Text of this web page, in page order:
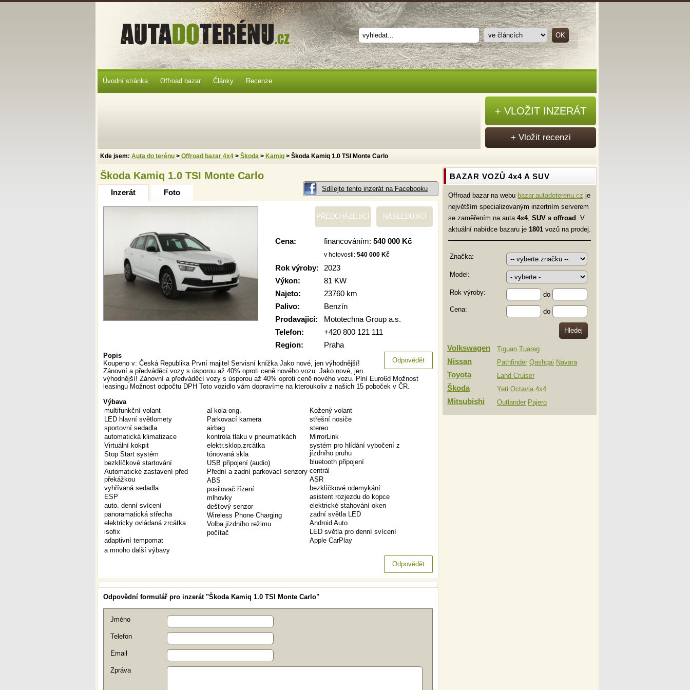
Škoda Kamiq 1.0 TSI Monte Carlo
Sdílejte tento inzerát na Facebooku
Inzerát Foto
PŘEDCHÁZEJÍCÍ NÁSLEDUJÍCÍ
Cena: financováním: 540 000 Kč
v hotovosti: 540 000 Kč
Rok výroby:
2023
Výkon:
81 KW
Najeto:
23760 km
Palivo:
Benzín
Prodavajici:
Mototechna Group a.s.
Telefon:
+420 800 121 111
Region:
Praha
Odpovědět
Popis
Koupeno v: Česká Republika První majitel Servisní knížka Jako nové, jen výhodnější!
Zánovní a předváděcí vozy s úsporou až 40% oproti ceně nového vozu. Jako nové, jen
výhodnější! Zánovní a předváděcí vozy s úsporou až 40% oproti ceně nového vozu. Plní Euro6d Možnost
leasingu Možnost odpočtu DPH Toto vozidlo vám dopravíme na kteroukoliv z našich 15 poboček v ČR.
Výbava
multifunkční volant
LED hlavní světlomety
sportovní sedadla
automatická klimatizace
Virtuální kokpit
Stop Start systém
bezklíčkové startování
Automatické zastavení před
překážkou
vyhřívaná sedadla
ESP
auto. denní svícení
panoramatická střecha
elektricky ovládaná zrcátka
isofix
adaptivní tempomat
al kola orig.
Parkovací kamera
airbag
kontrola tlaku v pneumatikách
elektr.sklop.zrcátka
tónovaná skla
USB připojení (audio)
Přední a zadní parkovací senzory
ABS
posilovač řízení
mlhovky
dešťový senzor
Wireless Phone Charging
Volba jízdního režimu
počítač
Kožený volant
střešní nosiče
stereo
MirrorLink
systém pro hlídání vybočení z
jízdního pruhu
bluetooth připojení
centrál
ASR
bezklíčkové odemykání
asistent rozjezdu do kopce
elektrické stahování oken
zadní světla LED
Android Auto
LED světla pro denní svícení
Apple CarPlay
a mnoho další výbavy
Odpovědět
Odpovědní formulář pro inzerát "Škoda Kamiq 1.0 TSI Monte Carlo"
Jméno
Telefon
Email
Zpráva
BAZAR VOZŮ 4x4 A SUV
Offroad bazar na webu bazar.autadoterenu.cz je
největším specializovaným inzertním serverem
se zaměřením na auta 4x4, SUV a offroad . V
aktuální nabídce bazaru je 1801 vozů na prodej.
Značka:
Model:
Rok výroby:
do
Cena:
do
Volkswagen Tiguan Tuareg
Nissan Pathfinder Qashqai Navara
Toyota Land Cruiser
Škoda Yeti Octavia 4x4
Mitsubishi Outlander Pajero
Úvodní stránka Offroad bazar Články Recenze
Kde jsem: Auta do terénu > Offroad bazar 4x4 > Škoda > Kamiq > Škoda Kamiq 1.0 TSI Monte Carlo
+ VLOŽIT INZERÁT
+ Vložit recenzi